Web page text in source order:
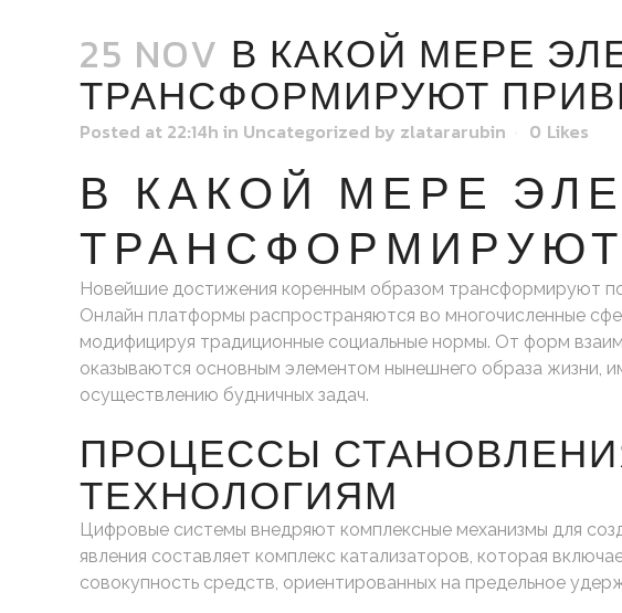
25 NOV В КАКОЙ МЕРЕ
ТРАНСФОРМИРУЮТ
Posted at 22:14h in Uncategorized by zlatararubin 0 Likes
В КАКОЙ МЕРЕ
Новейшие достижения коренным образом трансформируют
Онлайн платформы распространяются во многочисленные
модифицируя традиционные социальные нормы. От форм
оказываются основным элементом нынешнего образа жизни,
осуществлению будничных задач.
ПРОЦЕССЫ
ТЕХНОЛОГИЯМ
Цифровые системы внедряют комплексные механизмы для
явления составляет комплекс катализаторов, которая
совокупность средств, ориентированных на предельное